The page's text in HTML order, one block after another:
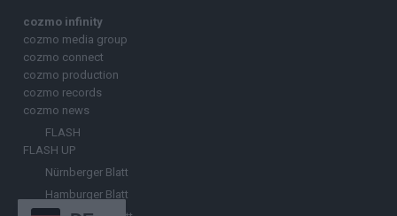
cozmo infinity
cozmo media group
cozmo connect
cozmo production
cozmo records
cozmo news
FLASH
FLASH UP
Nürnberger Blatt
Hamburger Blatt